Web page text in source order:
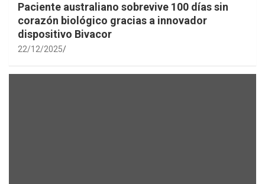
Paciente australiano sobrevive 100 días sin
corazón biológico gracias a innovador
dispositivo Bivacor
22/12/2025